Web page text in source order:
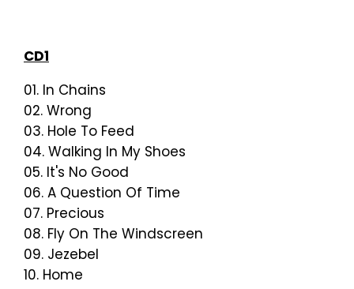
CD1
01. In Chains
02. Wrong
03. Hole To Feed
04. Walking In My Shoes
05. It's No Good
06. A Question Of Time
07. Precious
08. Fly On The Windscreen
09. Jezebel
10. Home